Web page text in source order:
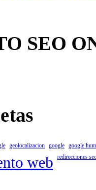
SEO
geolocalizacion google google
web redirecciones